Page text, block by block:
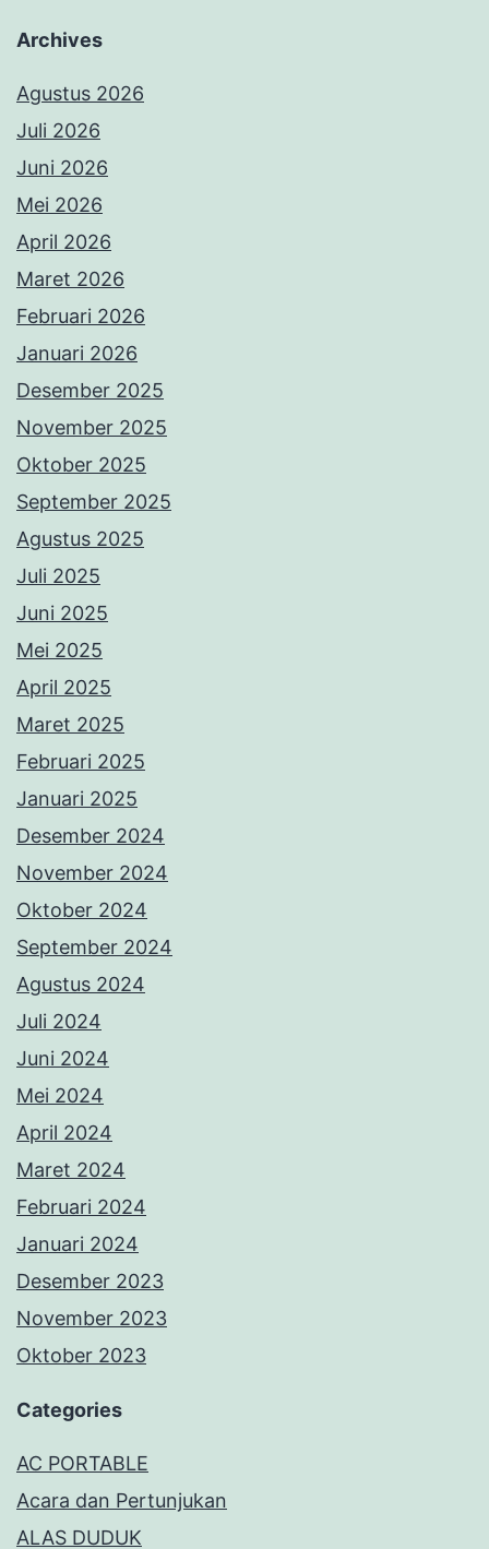
Archives
Agustus 2026
Juli 2026
Juni 2026
Mei 2026
April 2026
Maret 2026
Februari 2026
Januari 2026
Desember 2025
November 2025
Oktober 2025
September 2025
Agustus 2025
Juli 2025
Juni 2025
Mei 2025
April 2025
Maret 2025
Februari 2025
Januari 2025
Desember 2024
November 2024
Oktober 2024
September 2024
Agustus 2024
Juli 2024
Juni 2024
Mei 2024
April 2024
Maret 2024
Februari 2024
Januari 2024
Desember 2023
November 2023
Oktober 2023
Categories
AC PORTABLE
Acara dan Pertunjukan
ALAS DUDUK